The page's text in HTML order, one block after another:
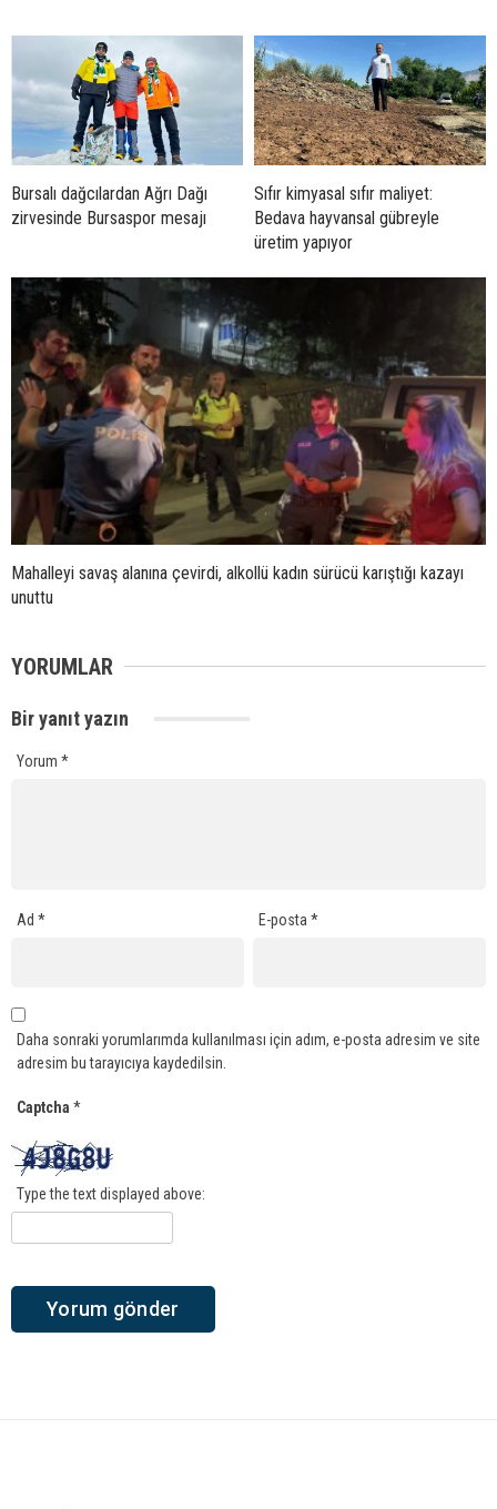
Bursalı dağcılardan Ağrı Dağı
zirvesinde Bursaspor mesajı
Sıfır kimyasal sıfır maliyet:
Bedava hayvansal gübreyle
üretim yapıyor
Mahalleyi savaş alanına çevirdi, alkollü kadın sürücü karıştığı kazayı
unuttu
YORUMLAR
Bir yanıt yazın
Yorum *
Ad * E-posta*
Daha sonraki yorumlarımda kullanılması için adım, e-posta adresim ve site
adresim bu tarayıcıya kaydedilsin.
Captcha *
Type the text displayed above: